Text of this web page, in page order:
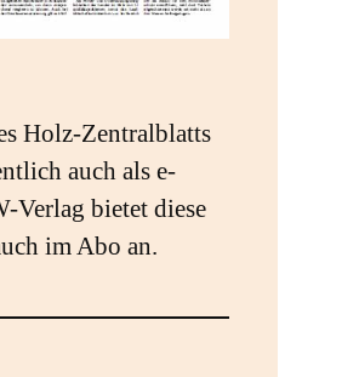
Holz-Zentralblatts
auch als e-
Verlag bietet diese
im Abo an.